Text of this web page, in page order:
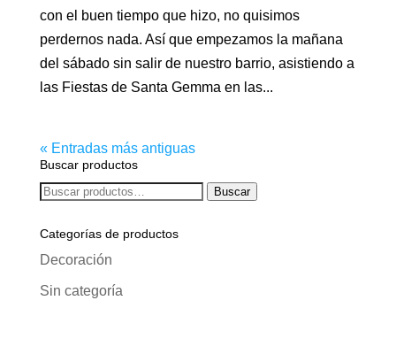
con el buen tiempo que hizo, no quisimos
perdernos nada. Así que empezamos la mañana
del sábado sin salir de nuestro barrio, asistiendo a
las Fiestas de Santa Gemma en las...
« Entradas más antiguas
Buscar productos
Buscar
Buscar
Categorías de productos
Decoración
Sin categoría